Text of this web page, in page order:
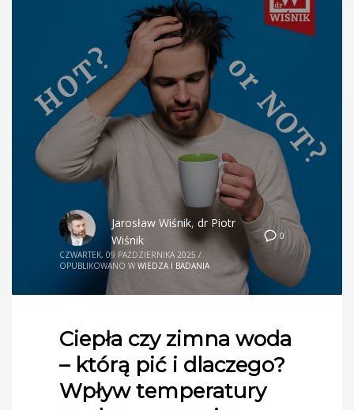
0
Jarosław Wiśnik, dr Piotr
Wiśnik
CZWARTEK, 09 PAŹDZIERNIKA 2025 /
OPUBLIKOWANO W WIEDZA I BADANIA
Ciepła czy zimna woda
– którą pić i dlaczego?
Wpływ temperatury